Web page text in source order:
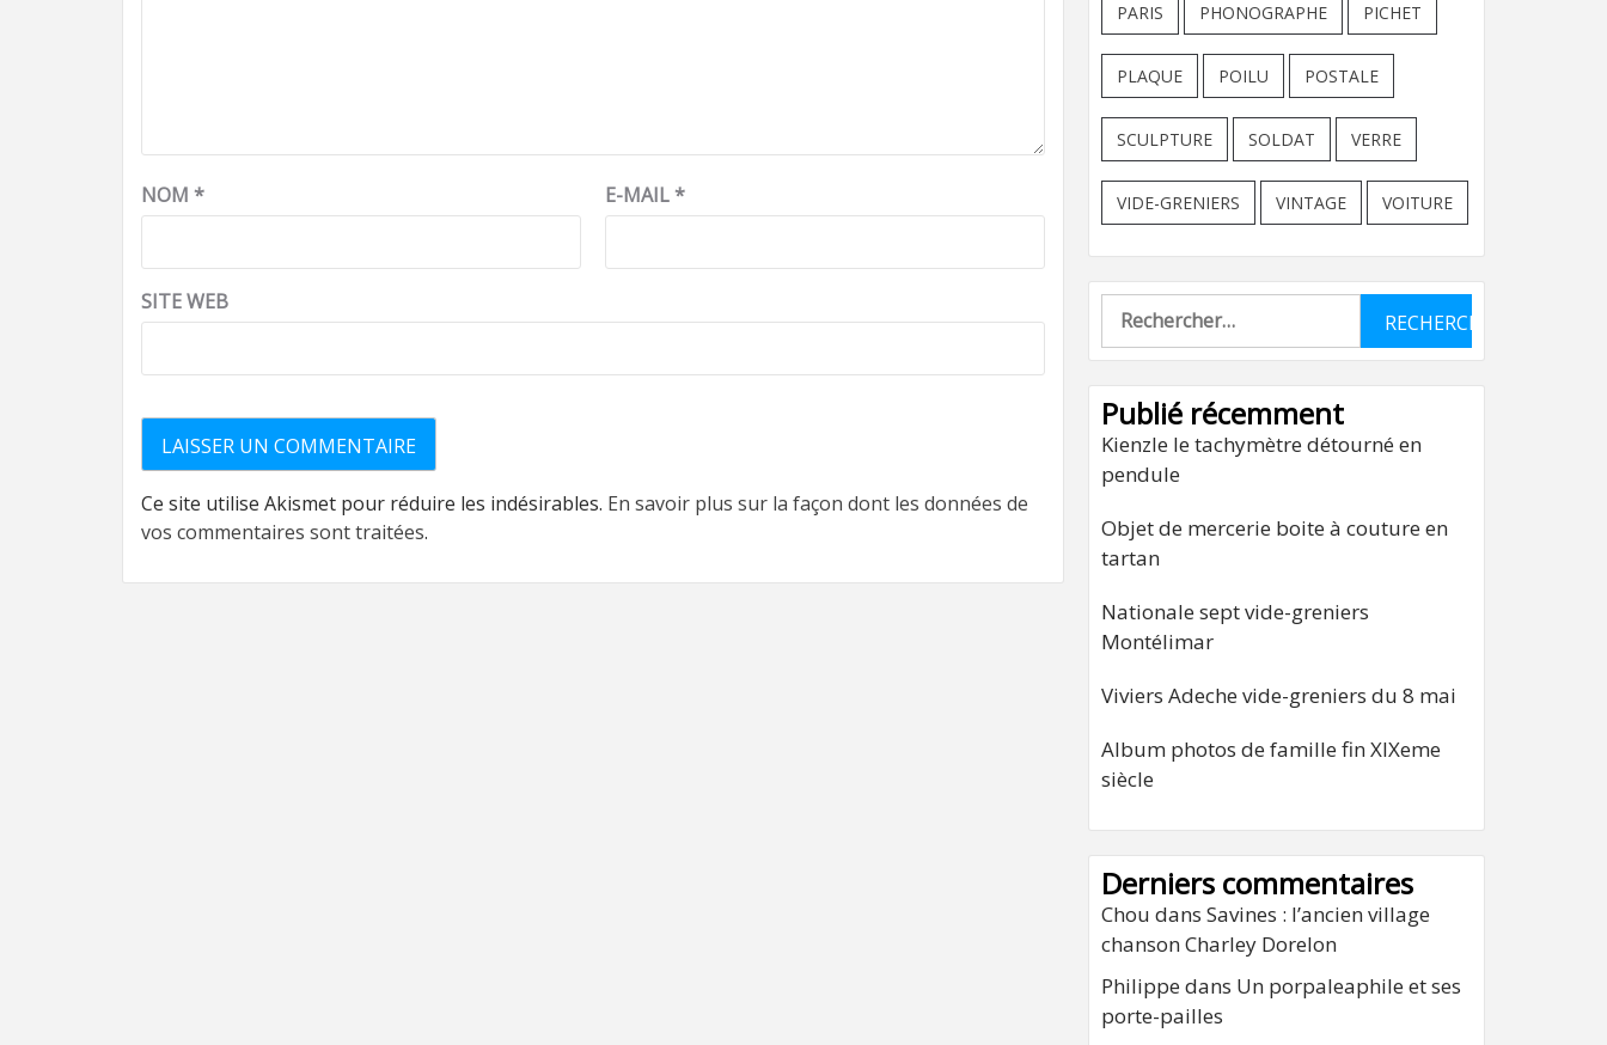
NOM * E-MAIL*
SITE WEB
Ce site utilise Akismet pour réduire les indésirables. En savoir plus sur la façon dont les données de
vos commentaires sont traitées.
PARIS PHONOGRAPHE PICHET
PLAQUE POILU POSTALE
SCULPTURE SOLDAT VERRE
VIDE-GRENIERS VINTAGE VOITURE
Rechercher :
Publié récemment
Kienzle le tachymètre détourné en
pendule
Objet de mercerie boite à couture en
tartan
Nationale sept vide-greniers
Montélimar
Viviers Adeche vide-greniers du 8 mai
Album photos de famille fin XIXeme
siècle
Derniers commentaires
Chou dans Savines : l’ancien village
chanson Charley Dorelon
Philippe dans Un porpaleaphile et ses
porte-pailles